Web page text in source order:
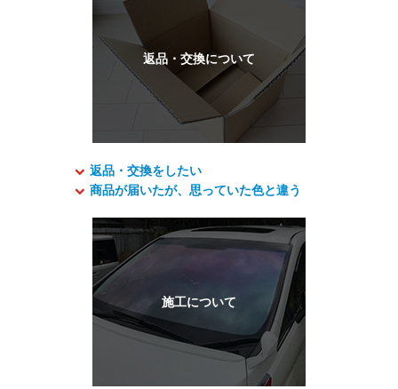
返品・交換をしたい
商品が届いたが、思っていた色と違う